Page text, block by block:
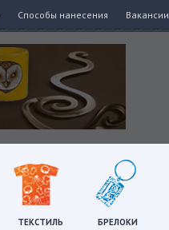
Способы нанесения Вакансии
ТЕКСТИЛЬ БРЕЛОКИ